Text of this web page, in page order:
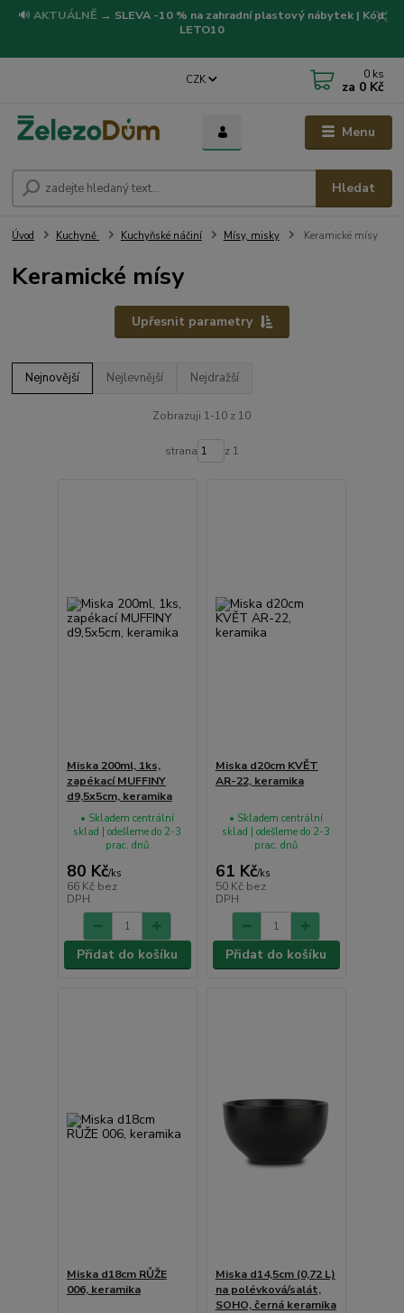
🔊 AKTUÁLNĚ → SLEVA -10 % na zahradní plastový nábytek | Kód:
LETO10
Menu
CZK
Hledat
0 ks
za 0 Kč
Úvod Kuchyně Kuchyňské náčiní Mísy, misky Keramické mísy
Keramické mísy
Upřesnit parametry
Nejnovější Nejlevnější Nejdražší
Zobrazuji 1-10 z 10
strana z 1
Miska 200ml, 1ks,
zapékací MUFFINY
d9,5x5cm, keramika
80 Kč/ks
66 Kč bez
DPH
• Skladem centrální
sklad | odešleme do 2-3
prac. dnů
Přidat do košíku
Miska d20cm KVĚT
AR-22, keramika
61 Kč/ks
50 Kč bez
DPH
• Skladem centrální
sklad | odešleme do 2-3
prac. dnů
Přidat do košíku
Miska d18cm RŮŽE
006, keramika
Miska d14,5cm (0,72 L)
na polévková/salát,
SOHO, černá keramika